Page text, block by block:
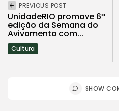
PREVIOUS POST
UnidadeRIO promove 6ª
edição da Semana do
Avivamento com...
Cultura
SHOW